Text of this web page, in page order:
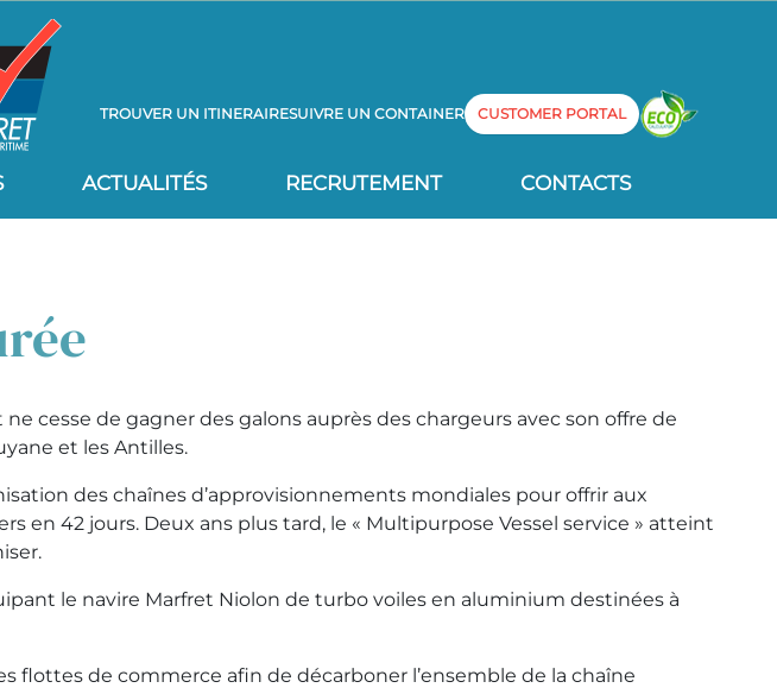
TROUVER UN ITINERAIRESUIVRE UN CONTAINER CUSTOMER PORTAL
ACTUALITÉS RECRUTEMENT CONTACTS
cesse de gagner des galons auprès des chargeurs avec son offre de
et les Antilles.
des chaînes d’approvisionnements mondiales pour offrir aux
en 42 jours. Deux ans plus tard, le « Multipurpose Vessel service » atteint
le navire Marfret Niolon de turbo voiles en aluminium destinées à
de commerce afin de décarboner l’ensemble de la chaîne